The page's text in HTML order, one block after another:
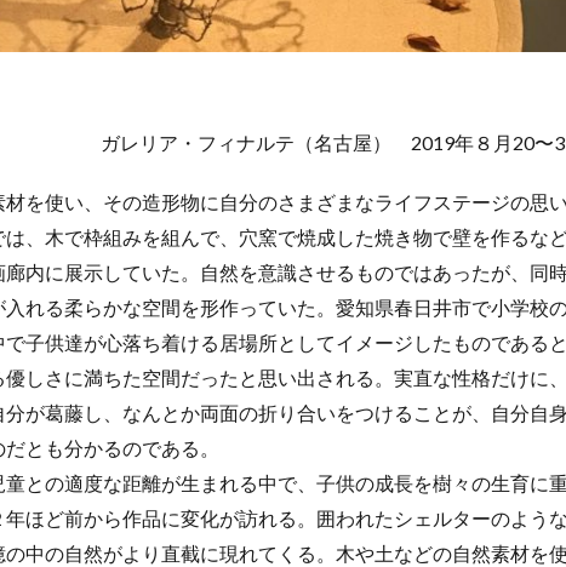
ガレリア・フィナルテ（名古屋） 2019年８月20〜
を使い、その造形物に自分のさまざまなライフステージの思
、木で枠組みを組んで、穴窯で焼成した焼き物で壁を作るな
内に展示していた。自然を意識させるものではあったが、同
れる柔らかな空間を形作っていた。愛知県春日井市で小学校
子供達が心落ち着ける居場所としてイメージしたものである
しさに満ちた空間だったと思い出される。実直な性格だけに
が葛藤し、なんとか両面の折り合いをつけることが、自分自
とも分かるのである。
との適度な距離が生まれる中で、子供の成長を樹々の生育に
ほど前から作品に変化が訪れる。囲われたシェルターのよう
中の自然がより直截に現れてくる。木や土などの自然素材を